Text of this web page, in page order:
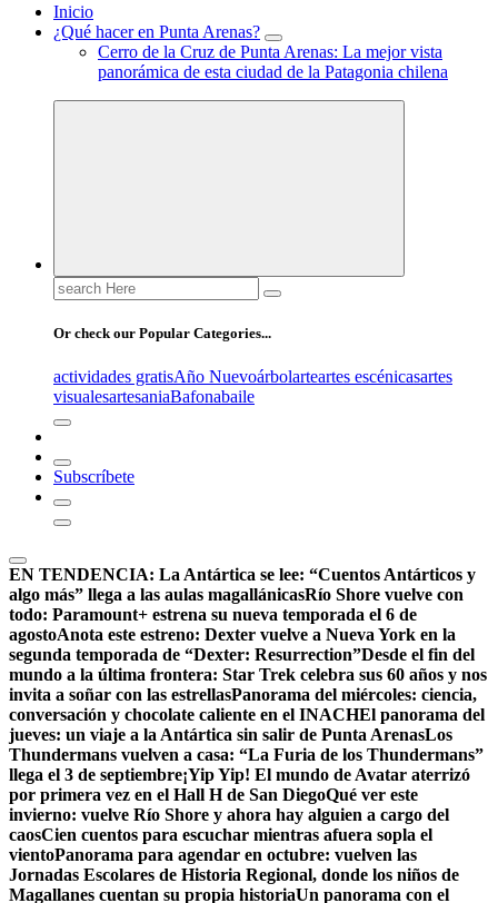
Inicio
¿Qué hacer en Punta Arenas?
Cerro de la Cruz de Punta Arenas: La mejor vista
panorámica de esta ciudad de la Patagonia chilena
Search
for:
Or check our Popular Categories...
actividades gratisAño Nuevoárbolarteartes escénicasartes
visualesartesaniaBafonabaile
Subscríbete
EN TENDENCIA: La Antártica se lee: “Cuentos Antárticos y
algo más” llega a las aulas magallánicasRío Shore vuelve con
todo: Paramount+ estrena su nueva temporada el 6 de
agostoAnota este estreno: Dexter vuelve a Nueva York en la
segunda temporada de “Dexter: Resurrection”Desde el fin del
mundo a la última frontera: Star Trek celebra sus 60 años y nos
invita a soñar con las estrellasPanorama del miércoles: ciencia,
conversación y chocolate caliente en el INACHEl panorama del
jueves: un viaje a la Antártica sin salir de Punta ArenasLos
Thundermans vuelven a casa: “La Furia de los Thundermans”
llega el 3 de septiembre¡Yip Yip! El mundo de Avatar aterrizó
por primera vez en el Hall H de San DiegoQué ver este
invierno: vuelve Río Shore y ahora hay alguien a cargo del
caosCien cuentos para escuchar mientras afuera sopla el
vientoPanorama para agendar en octubre: vuelven las
Jornadas Escolares de Historia Regional, donde los niños de
Magallanes cuentan su propia historiaUn panorama con el